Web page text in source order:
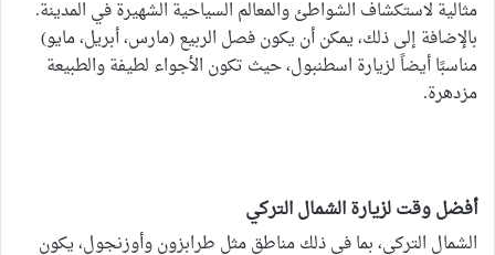
مثالية لاستكشاف الشواطئ والمعالم السياحية الشهيرة في المدينة.
بالإضافة إلى ذلك، يمكن أن يكون فصل الربيع (مارس، أبريل، مايو)
مناسبًا أيضاً لزيارة اسطنبول، حيث تكون الأجواء لطيفة والطبيعة
مزدهرة.
أفضل وقت لزيارة الشمال التركي
الشمال التركي، بما في ذلك مناطق مثل طرابزون وأوزنجول، يكون